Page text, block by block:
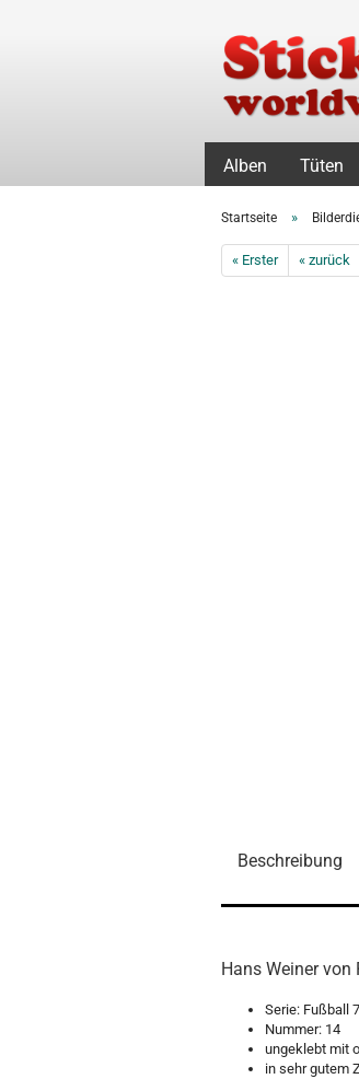
Alben Tüten
Startseite »
« Erster « zurück
Beschreibung
Hans Weiner von
Serie: Fußball
Nummer: 14
ungeklebt mit
in sehr gutem